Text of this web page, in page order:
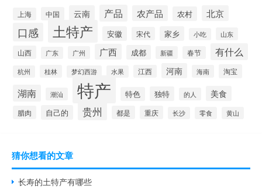
上海 中国 云南 产品 农产品 农村 北京
口感 土特产 安徽 宋代 家乡 小吃 山东
山西 广东 广州 广西 成都 新疆 春节 有什么
杭州 桂林 梦幻西游 水果 江西 河南 海南 淘宝
湖南 潮汕 特产 特色 独特 的人 美食
腊肉 自己的 贵州 都是 重庆 长沙 零食 黄山
猜你想看的文章
长寿的土特产有哪些